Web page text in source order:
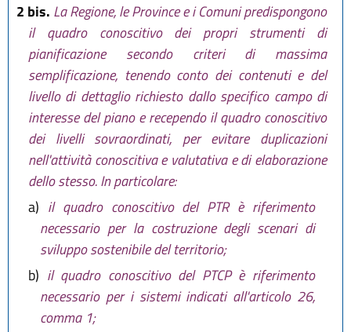
2 bis. La Regione, le Province e i Comuni predispongono
il quadro conoscitivo dei propri strumenti di
pianificazione secondo criteri di massima
semplificazione, tenendo conto dei contenuti e del
livello di dettaglio richiesto dallo specifico campo di
interesse del piano e recependo il quadro conoscitivo
dei livelli sovraordinati, per evitare duplicazioni
nell'attività conoscitiva e valutativa e di elaborazione
dello stesso. In particolare:
a) il quadro conoscitivo del PTR è riferimento
necessario per la costruzione degli scenari di
sviluppo sostenibile del territorio;
b) il quadro conoscitivo del PTCP è riferimento
necessario per i sistemi indicati all'articolo 26,
comma 1;